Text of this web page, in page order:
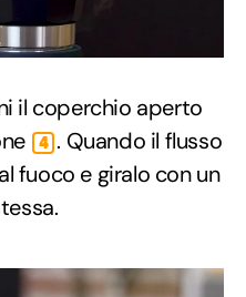
il coperchio aperto
4 . Quando il flusso
fuoco e giralo con un